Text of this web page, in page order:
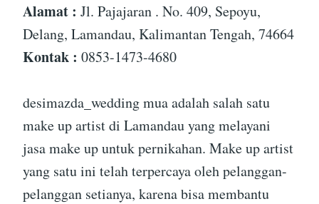
Alamat : Jl. Pajajaran . No. 409, Sepoyu,
Delang, Lamandau, Kalimantan Tengah, 74664
Kontak : 0853-1473-4680
desimazda_wedding mua adalah salah satu
make up artist di Lamandau yang melayani
jasa make up untuk pernikahan. Make up artist
yang satu ini telah terpercaya oleh pelanggan-
pelanggan setianya, karena bisa membantu